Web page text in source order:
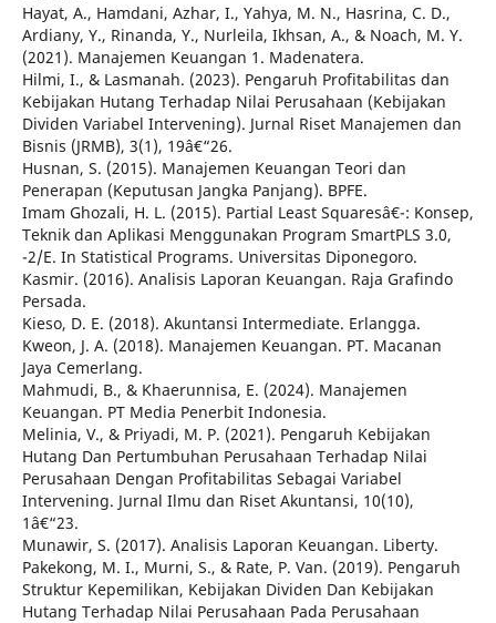
Hayat, A., Hamdani, Azhar, I., Yahya, M. N., Hasrina, C. D.,
Ardiany, Y., Rinanda, Y., Nurleila, Ikhsan, A., & Noach, M. Y.
(2021). Manajemen Keuangan 1. Madenatera.
Hilmi, I., & Lasmanah. (2023). Pengaruh Profitabilitas dan
Kebijakan Hutang Terhadap Nilai Perusahaan (Kebijakan
Dividen Variabel Intervening). Jurnal Riset Manajemen dan
Bisnis (JRMB), 3(1), 19â€“26.
Husnan, S. (2015). Manajemen Keuangan Teori dan
Penerapan (Keputusan Jangka Panjang). BPFE.
Imam Ghozali, H. L. (2015). Partial Least Squaresâ€¯: Konsep,
Teknik dan Aplikasi Menggunakan Program SmartPLS 3.0,
-2/E. In Statistical Programs. Universitas Diponegoro.
Kasmir. (2016). Analisis Laporan Keuangan. Raja Grafindo
Persada.
Kieso, D. E. (2018). Akuntansi Intermediate. Erlangga.
Kweon, J. A. (2018). Manajemen Keuangan. PT. Macanan
Jaya Cemerlang.
Mahmudi, B., & Khaerunnisa, E. (2024). Manajemen
Keuangan. PT Media Penerbit Indonesia.
Melinia, V., & Priyadi, M. P. (2021). Pengaruh Kebijakan
Hutang Dan Pertumbuhan Perusahaan Terhadap Nilai
Perusahaan Dengan Profitabilitas Sebagai Variabel
Intervening. Jurnal Ilmu dan Riset Akuntansi, 10(10),
1â€“23.
Munawir, S. (2017). Analisis Laporan Keuangan. Liberty.
Pakekong, M. I., Murni, S., & Rate, P. Van. (2019). Pengaruh
Struktur Kepemilikan, Kebijakan Dividen Dan Kebijakan
Hutang Terhadap Nilai Perusahaan Pada Perusahaan